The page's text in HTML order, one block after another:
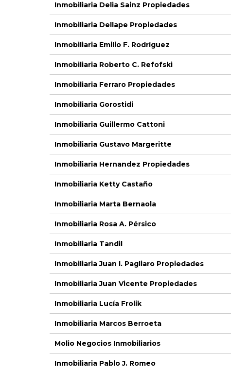
Inmobiliaria Delia Sainz Propiedades
Inmobiliaria Dellape Propiedades
Inmobiliaria Emilio F. Rodríguez
Inmobiliaria Roberto C. Refofski
Inmobiliaria Ferraro Propiedades
Inmobiliaria Gorostidi
Inmobiliaria Guillermo Cattoni
Inmobiliaria Gustavo Margeritte
Inmobiliaria Hernandez Propiedades
Inmobiliaria Ketty Castaño
Inmobiliaria Marta Bernaola
Inmobiliaria Rosa A. Pérsico
Inmobiliaria Tandil
Inmobiliaria Juan I. Pagliaro Propiedades
Inmobiliaria Juan Vicente Propiedades
Inmobiliaria Lucía Frolik
Inmobiliaria Marcos Berroeta
Molio Negocios Inmobiliarios
Inmobiliaria Pablo J. Romeo